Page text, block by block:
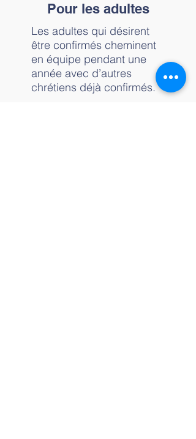
Pour les adultes
Les adultes qui désirent
être confirmés cheminent
en équipe pendant une
année avec d’autres
chrétiens déjà confirmés.